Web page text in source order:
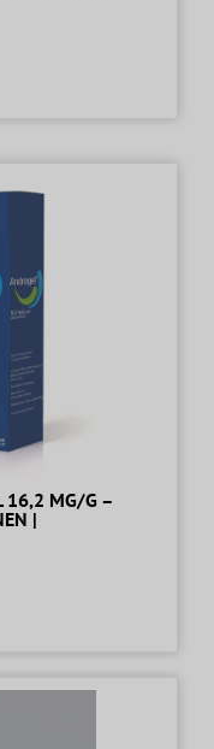
16,2 MG/G –
|